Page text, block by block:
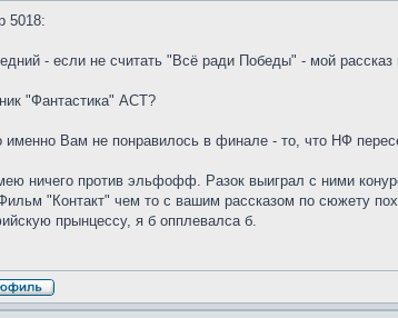
5018:
- если не считать "Всё ради Победы" - мой
"Фантастика" АСТ?
именно Вам не понравилось в финале - то, что НФ
ничего против эльфофф. Разок выиграл с ними
"Контакт" чем то с вашим рассказом по сюжету
прынцессу, я б опплевалса б.